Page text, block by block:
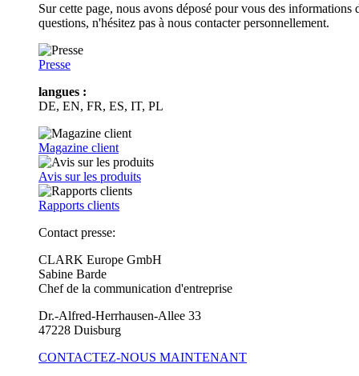
Sur cette page, nous avons déposé pour vous des
questions, n'hésitez pas à nous contacter personnellement.
Presse
langues :
DE, EN, FR, ES, IT, PL
Magazine client
Avis sur les produits
Rapports clients
Contact presse:
CLARK Europe GmbH
Sabine Barde
Chef de la communication d'entreprise
Dr.-Alfred-Herrhausen-Allee 33
47228 Duisburg
CONTACTEZ-NOUS MAINTENANT